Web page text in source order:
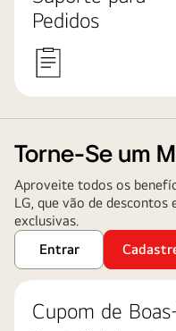
Pedidos
Torne-Se um
Aproveite todos os
LG, que vão de
exclusivas.
Entrar
Cupom de